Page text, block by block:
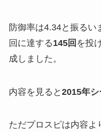
防御率は4.34と振るい
回に達する145回 を投
成しました。
内容を見ると 2015年
ただプロスピは内容よ